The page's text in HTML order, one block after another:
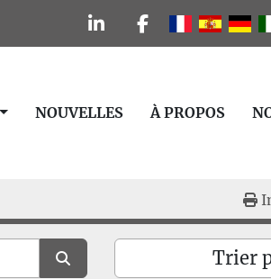
linkedinfacebook
NOUVELLES À PROPOS
Trier